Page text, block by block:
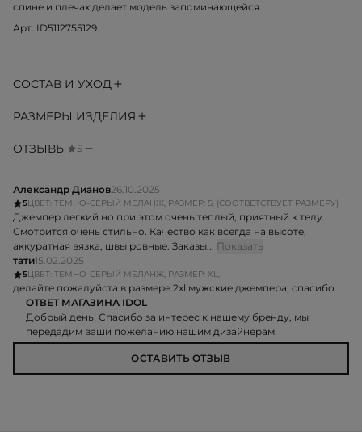
спине и плечах делает модель запоминающейся.
Арт. ID5112755129
СОСТАВ И УХОД
РАЗМЕРЫ ИЗДЕЛИЯ
ОТЗЫВЫ 5
Александр Дианов26.10.2025
5ЦВЕТ: ТЕМНО-СЕРЫЙ МЕЛАНЖ, РАЗМЕР: S, (СООТВЕТСТВУЕТ РАЗМЕРУ)
Джемпер легкий но при этом очень теплый, приятный к телу.
Смотрится очень стильно. Качество как всегда на высоте,
аккуратная вязка, швы ровные. Заказы... Показать
тати15.02.2025
5ЦВЕТ: ТЕМНО-СЕРЫЙ МЕЛАНЖ, РАЗМЕР: XL,
делайте пожалуйста в размере 2хl мужские джемпера, спасибо
ОТВЕТ МАГАЗИНА IDOL
Добрый день! Спасибо за интерес к нашему бренду, мы
передадим ваши пожеланию нашим дизайнерам.
ОСТАВИТЬ ОТЗЫВ